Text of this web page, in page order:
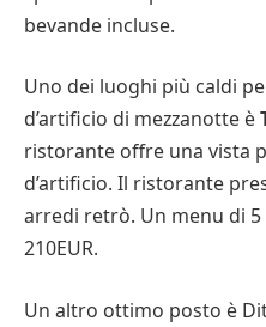
bevande incluse.
Uno dei luoghi più caldi
d’artificio di mezzanotte è
ristorante offre una vista
d’artificio. Il ristorante
arredi retrò. Un menu di
210EUR.
Un altro ottimo posto è